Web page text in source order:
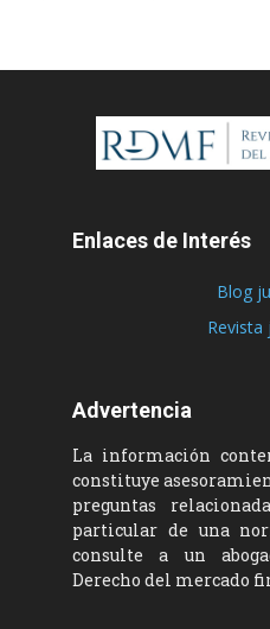
Enlaces de Interés
Blog
Revista
Advertencia
La información
constituye
preguntas
particular de una
consulte a un
Derecho del mercado